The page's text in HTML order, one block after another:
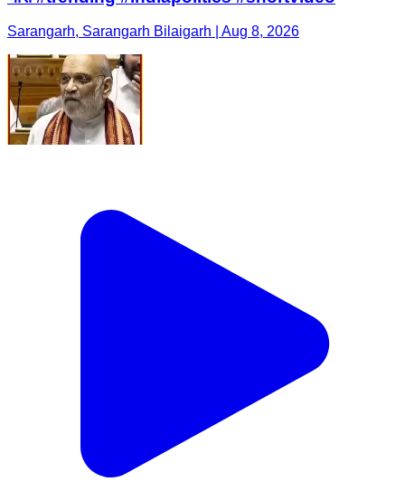
Sarangarh, Sarangarh Bilaigarh | Aug 8, 2026